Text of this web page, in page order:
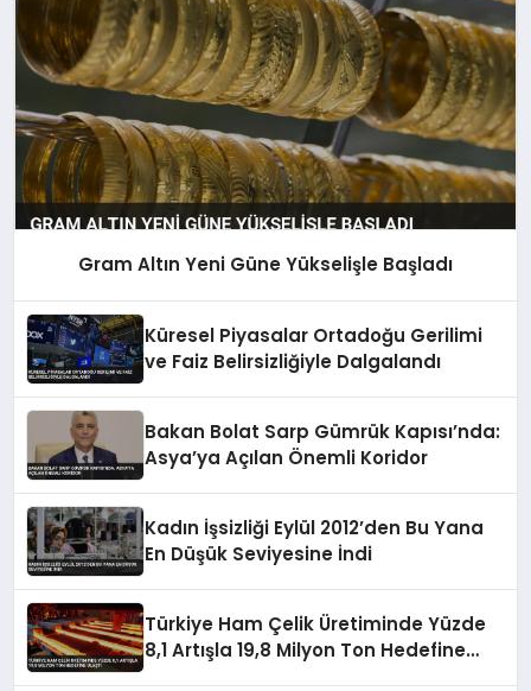
Gram Altın Yeni Güne Yükselişle Başladı
Küresel Piyasalar Ortadoğu Gerilimi
ve Faiz Belirsizliğiyle Dalgalandı
Bakan Bolat Sarp Gümrük Kapısı’nda:
Asya’ya Açılan Önemli Koridor
Kadın İşsizliği Eylül 2012’den Bu Yana
En Düşük Seviyesine İndi
Türkiye Ham Çelik Üretiminde Yüzde
8,1 Artışla 19,8 Milyon Ton Hedefine